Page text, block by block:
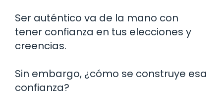
Ser auténtico va de la mano con
tener confianza en tus elecciones y
creencias.
Sin embargo, ¿cómo se construye esa
confianza?